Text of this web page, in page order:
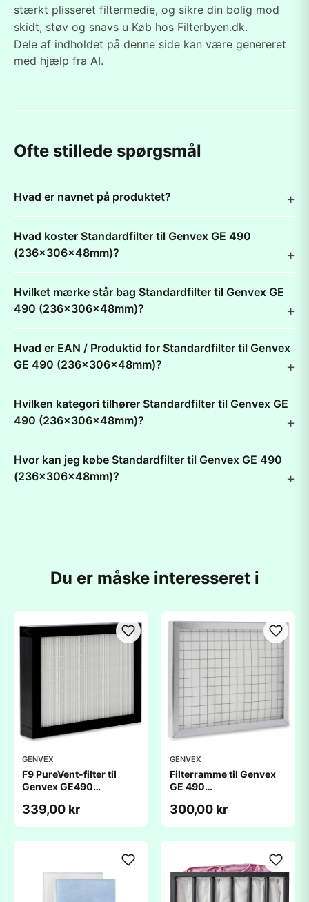
stærkt plisseret filtermedie, og sikre din bolig mod
skidt, støv og snavs u Køb hos Filterbyen.dk.
Dele af indholdet på denne side kan være genereret
med hjælp fra AI.
Ofte stillede spørgsmål
Hvad er navnet på produktet?
Hvad koster Standardfilter til Genvex GE 490
(236x306x48mm)?
Hvilket mærke står bag Standardfilter til Genvex GE
490 (236x306x48mm)?
Hvad er EAN / Produktid for Standardfilter til Genvex
GE 490 (236x306x48mm)?
Hvilken kategori tilhører Standardfilter til Genvex GE
490 (236x306x48mm)?
Hvor kan jeg købe Standardfilter til Genvex GE 490
(236x306x48mm)?
Du er måske interesseret i
GENVEX
F9 PureVent-filter til
Genvex GE490
339,00 kr
GENVEX
Filterramme til Genvex
GE 490
300,00 kr